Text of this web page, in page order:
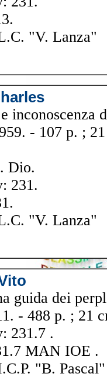
"V. Lanza"
inconoscenza
- 107 p. ;
Dio.
231.
"V. Lanza"
guida dei
- 488 p. ; 21
231.7 .
MAN IOE .
"B. Pascal"